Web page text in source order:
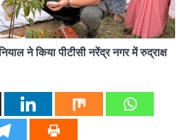
ने किया पीटीसी नरेंद्र नगर में रुद्राक्ष